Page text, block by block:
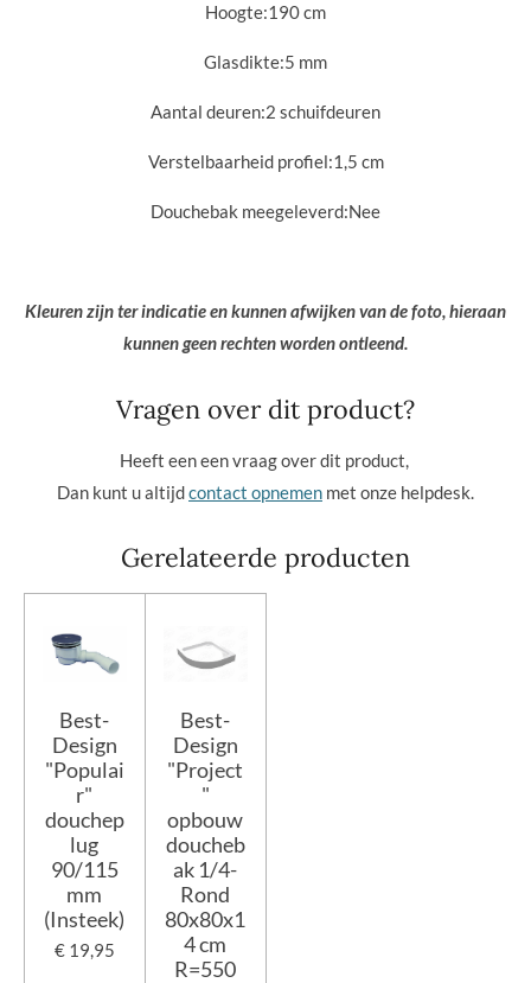
Hoogte:190 cm
Glasdikte:5 mm
Aantal deuren:2 schuifdeuren
Verstelbaarheid profiel:1,5 cm
Douchebak meegeleverd:Nee
Kleuren zijn ter indicatie en kunnen afwijken van de foto, hieraan
kunnen geen rechten worden ontleend.
Vragen over dit product?
Heeft een een vraag over dit product,
Dan kunt u altijdcontact opnemen met onze helpdesk.
Gerelateerde producten
Best-
Design
"Populai
r"
douchep
lug
90/115
mm
(Insteek)
€ 19,95
Best-
Design
"Project
"
opbouw
doucheb
ak 1/4-
Rond
80x80x1
4 cm
R=550